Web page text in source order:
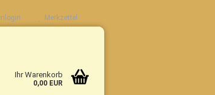
Merkzettel
Ihr Warenkorb
0,00 EUR